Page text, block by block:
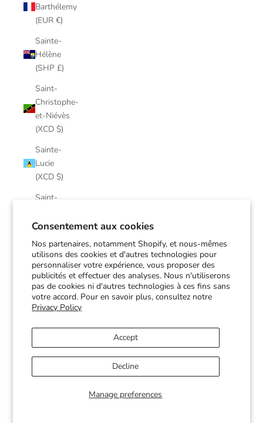
Consentement aux cookies
Nos partenaires, notamment Shopify, et nous-mêmes
utilisons des cookies et d'autres technologies pour
personnaliser votre expérience, vous proposer des
publicités et effectuer des analyses. Nous n'utiliserons
pas de cookies ni d'autres technologies à ces fins sans
votre accord. Pour en savoir plus, consultez notre
Privacy Policy
Manage preferences
Accept
Decline
Barthélemy
(EUR €)
Sainte-
Hélène
(SHP £)
Saint-
Christophe-
et-Niévès
(XCD $)
Sainte-
Lucie
(XCD $)
Saint-
(EUR €)
Saint-
Pierre-et-
Miquelon
(EUR €)
Saint-
Grenadines
(XCD $)